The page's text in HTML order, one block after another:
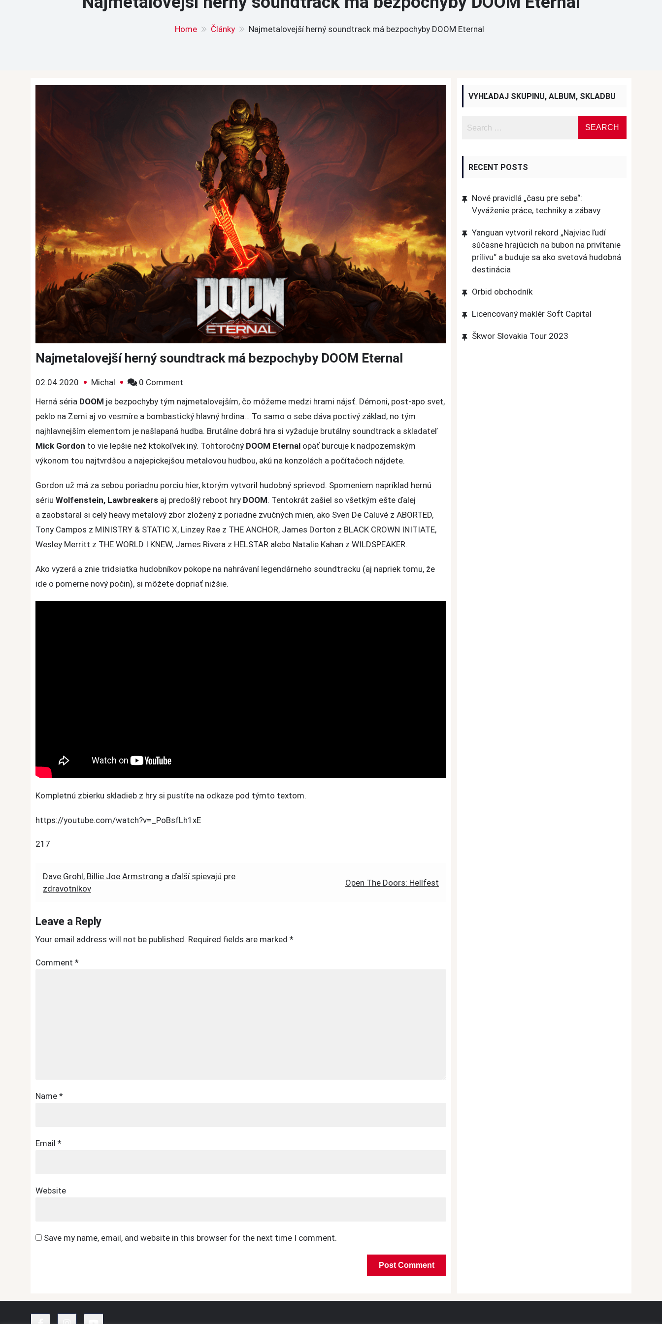
Home Články Najmetalovejší herný soundtrack má bezpochyby DOOM Eternal
Najmetalovejší herný soundtrack má bezpochyby DOOM Eternal
02.04.2020 Michal 0 Comment
herný
soundtrack
má
bezpochyby
DOOM
Herná séria DOOM je bezpochyby tým najmetalovejším, čo môžeme medzi hrami nájsť. Démoni, post-apo svet,
peklo na Zemi aj vo vesmíre a bombastický hlavný hrdina… To samo o sebe dáva poctivý základ, no tým
najhlavnejším elementom je našlapaná hudba. Brutálne dobrá hra si vyžaduje brutálny soundtrack a skladateľ
Mick Gordon to vie lepšie než ktokoľvek iný. Tohtoročný DOOM Eternal opäť burcuje k nadpozemským
výkonom tou najtvrdšou a najepickejšou metalovou hudbou, akú na konzolách a počítačoch nájdete.
Gordon už má za sebou poriadnu porciu hier, ktorým vytvoril hudobný sprievod. Spomeniem napríklad hernú
sériu Wolfenstein, Lawbreakers aj predošlý reboot hry DOOM. Tentokrát zašiel so všetkým ešte ďalej
a zaobstaral si celý heavy metalový zbor zložený z poriadne zvučných mien, ako Sven De Caluvé z ABORTED,
Tony Campos z MINISTRY & STATIC X, Linzey Rae z THE ANCHOR, James Dorton z BLACK CROWN INITIATE,
Wesley Merritt z THE WORLD I KNEW, James Rivera z HELSTAR alebo Natalie Kahan z WILDSPEAKER.
Ako vyzerá a znie tridsiatka hudobníkov pokope na nahrávaní legendárneho soundtracku (aj napriek tomu, že
ide o pomerne nový počin), si môžete dopriať nižšie.
Kompletnú zbierku skladieb z hry si pustíte na odkaze pod týmto textom.
https://youtube.com/watch?v=_PoBsfLh1xE
217
Post
navigation
Dave Grohl, Billie Joe Armstrong a ďalší spievajú pre
zdravotníkov
Open The Doors: Hellfest
Leave a Reply
Your email address will not be published. Required fields are marked *
Comment *
Name *
Email *
Website
Save my name, email, and website in this browser for the next time I comment.
VYHĽADAJ SKUPINU, ALBUM, SKLADBU
RECENT POSTS
Nové pravidlá „času pre seba“:
Vyváženie práce, techniky a zábavy
Yanguan vytvoril rekord „Najviac ľudí
súčasne hrajúcich na bubon na privítanie
prílivu“ a buduje sa ako svetová hudobná
destinácia
Orbid obchodník
Licencovaný maklér Soft Capital
Škwor Slovakia Tour 2023